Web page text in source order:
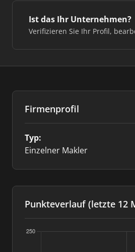
Ist das Ihr Unternehmen?
Verifizieren Sie Ihr Profil,
Firmenprofil
Typ:
Einzelner Makler
Punkteverlauf (letzte 12